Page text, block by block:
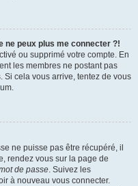
ne peux plus me connecter ?!
ou supprimé votre compte. En
les membres ne postant pas
cela vous arrive, tentez de vous
ne puisse pas être récupéré, il
rendez vous sur la page de
de passe. Suivez les
à nouveau vous connecter.